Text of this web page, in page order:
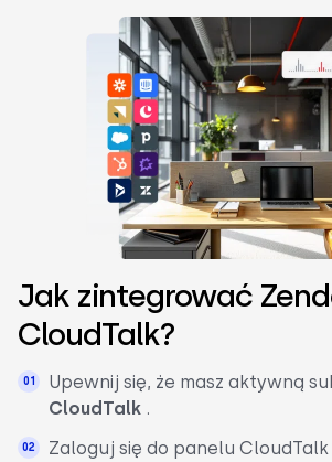
Jak zintegrować
CloudTalk?
Upewnij się, że masz aktywną
CloudTalk .
Zaloguj się do panelu CloudTalk